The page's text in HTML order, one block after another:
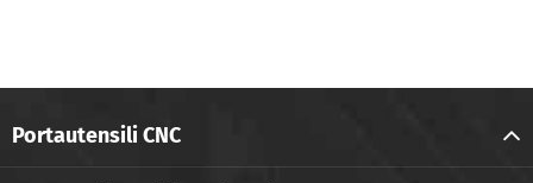
Portautensili CNC